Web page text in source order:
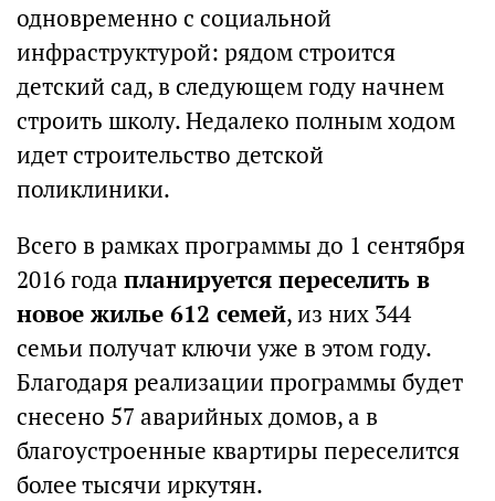
одновременно с социальной
инфраструктурой: рядом строится
детский сад, в следующем году начнем
строить школу. Недалеко полным ходом
идет строительство детской
поликлиники.
Всего в рамках программы до 1 сентября
2016 года планируется переселить в
новое жилье 612 семей, из них 344
семьи получат ключи уже в этом году.
Благодаря реализации программы будет
снесено 57 аварийных домов, а в
благоустроенные квартиры переселится
более тысячи иркутян.